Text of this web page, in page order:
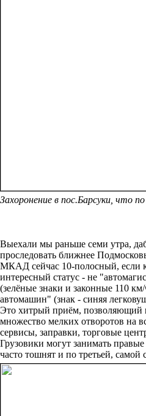
Захоронение в пос.Барсуки, что
Выехали мы раньше семи утра,
проследовать ближнее
МКАД сейчас 10-полосный, если
интересный статус - не
(зелёные знаки и законные 110
автомашин" (знак - синяя
Это хитрый приём, позволяющий
множество мелких отворотов на
сервисы, заправки, торговые
Грузовики могут занимать
часто тошнят и по третьей, самой